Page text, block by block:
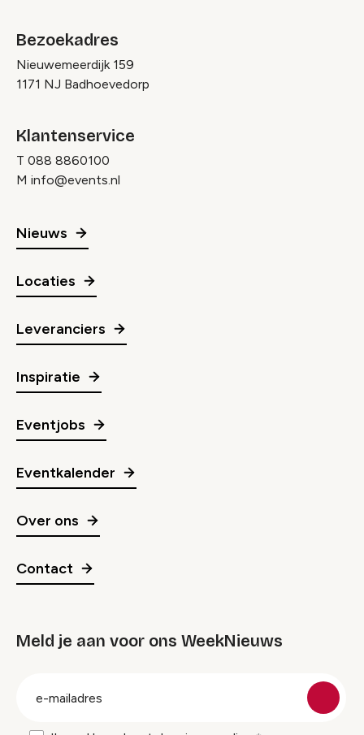
Bezoekadres
Nieuwemeerdijk 159
1171 NJ Badhoevedorp
Klantenservice
T 088 8860100
M info@events.nl
Nieuws
Locaties
Leveranciers
Inspiratie
Eventjobs
Eventkalender
Over ons
Contact
Meld je aan voor ons WeekNieuws